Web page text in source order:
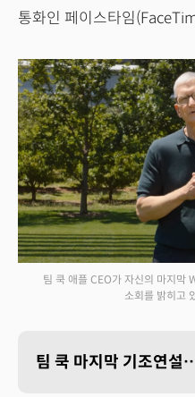
통화인 페이스타임
팀 쿡 애플 CEO가 자신의 마지막
소회를 밝히고
팀 쿡 마지막 기조연설